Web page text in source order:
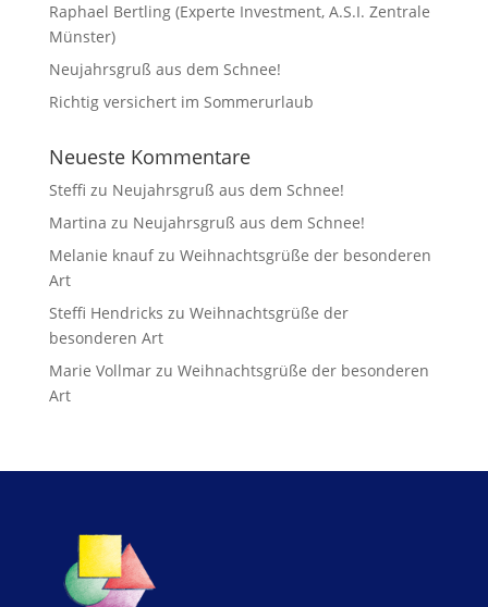
Raphael Bertling (Experte Investment, A.S.I. Zentrale
Münster)
Neujahrsgruß aus dem Schnee!
Richtig versichert im Sommerurlaub
Neueste Kommentare
Steffi zu Neujahrsgruß aus dem Schnee!
Martina zu Neujahrsgruß aus dem Schnee!
Melanie knaufzu Weihnachtsgrüße der besonderen
Art
Steffi Hendricks zu Weihnachtsgrüße der
besonderen Art
Marie Vollmarzu Weihnachtsgrüße der besonderen
Art